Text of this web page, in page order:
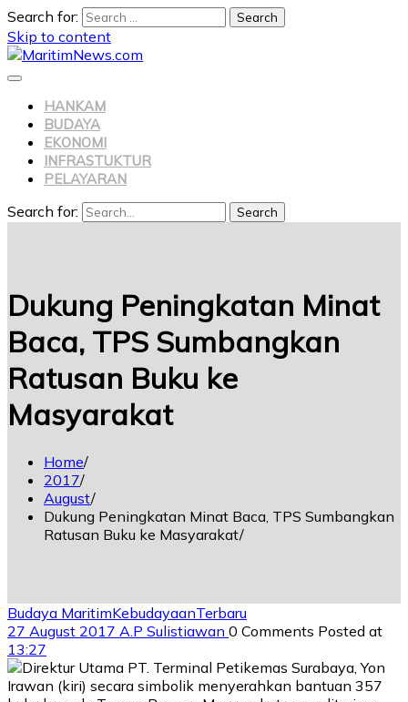
Search for:
Skip to content
HANKAM
BUDAYA
EKONOMI
INFRASTUKTUR
PELAYARAN
Search for: Search
Dukung Peningkatan Minat
Baca, TPS Sumbangkan
Ratusan Buku ke
Masyarakat
Home
2017
August
Dukung Peningkatan Minat Baca, TPS Sumbangkan
Ratusan Buku ke Masyarakat
Budaya MaritimKebudayaanTerbaru
27 August 2017 A.P Sulistiawan 0 Comments Posted at
13:27